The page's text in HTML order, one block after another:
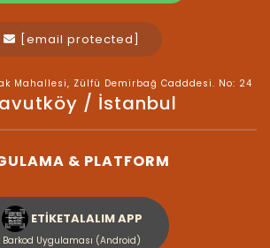
[email protected]
Mahallesi, Zülfü Demirbağ Cadddesi. No: 24
/ İstanbul
& PLATFORM
ETİKETALALIM APP
Barkod Uygulaması (Android)